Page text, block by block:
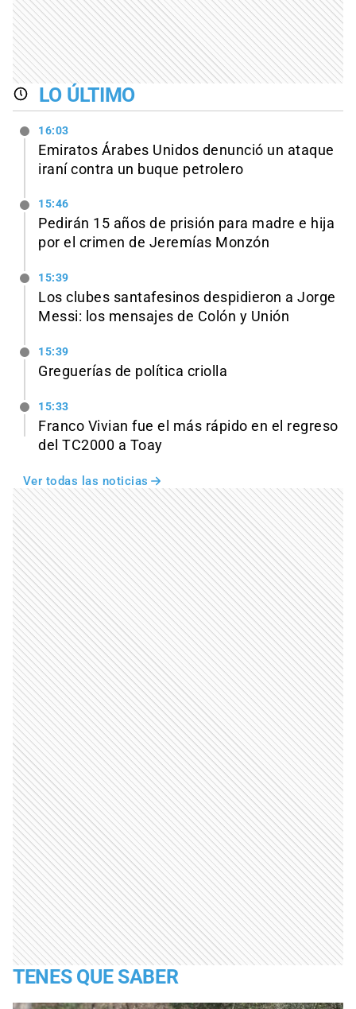
LO ÚLTIMO
16:03
Emiratos Árabes Unidos denunció un ataque
iraní contra un buque petrolero
15:46
Pedirán 15 años de prisión para madre e hija
por el crimen de Jeremías Monzón
15:39
Los clubes santafesinos despidieron a Jorge
Messi: los mensajes de Colón y Unión
15:39
Greguerías de política criolla
15:33
Franco Vivian fue el más rápido en el regreso
del TC2000 a Toay
Ver todas las noticias
TENES QUE SABER